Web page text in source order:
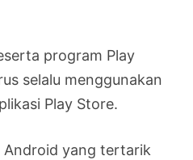
program Play
selalu menggunakan
Play Store.
Android yang tertarik